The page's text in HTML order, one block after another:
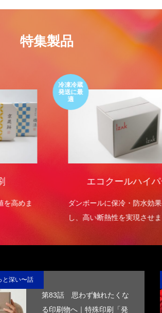
特集製品
高めま
冷凍冷蔵
発送に最
適
エコクールハイパ
ダンボールに保冷・防水効果
し、高い断熱性を実現させま
と深い〜話
第83話 思わず触れたくな
る印刷物へ｜特殊印刷「発